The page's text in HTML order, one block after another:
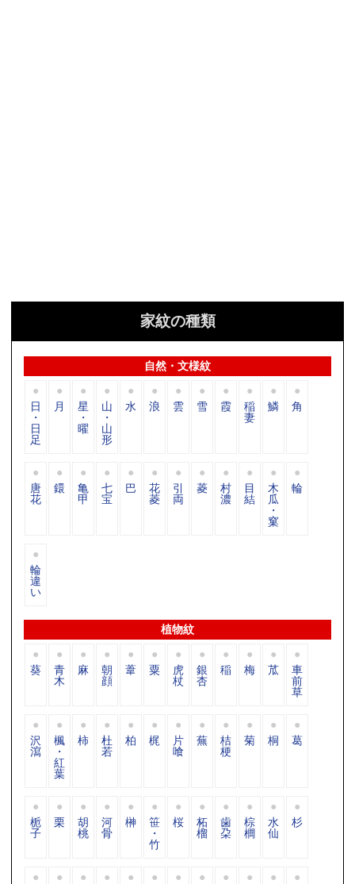
家紋の種類
自然・文様紋
日
・
日
足
月 星
・
曜
山
・
山
形
水 浪 雲 雪 霞 稲
妻
鱗 角
唐
花
鐶 亀
甲
七
宝
巴 花
菱
引
両
菱 村
濃
目
結
木
瓜
・
窠
輪
輪
違
い
植物紋
葵 青
木
麻 朝
顔
葦 粟 虎
杖
銀
杏
稲 梅 苽 車
前
草
沢
瀉
楓
・
紅
葉
柿 杜
若
柏 梶 片
喰
蕪 桔
梗
菊 桐 葛
栀
子
栗 胡
桃
河
骨
榊 笹
・
竹
桜 柘
榴
歯
朶
棕
櫚
水
仙
杉